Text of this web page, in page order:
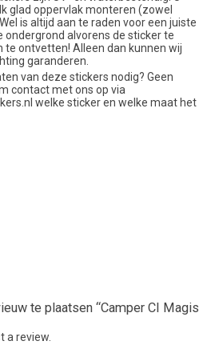
glad oppervlak monteren (zowel
is altijd aan te raden voor een juiste
ondergrond alvorens de sticker te
te ontvetten! Alleen dan kunnen wij
garanderen.
van deze stickers nodig? Geen
contact met ons op via
welke sticker en welke maat het
te plaatsen “Camper CI Magis
a review.